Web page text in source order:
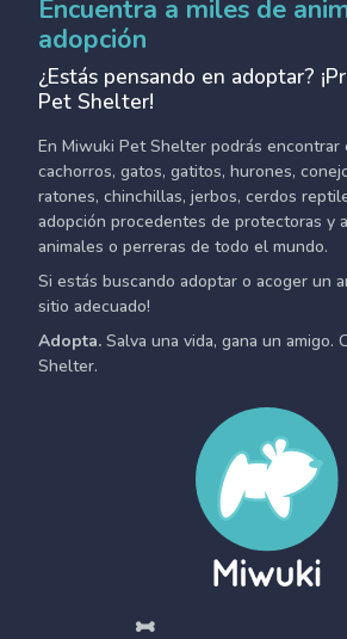
Encuentra a miles de
adopción
¿Estás pensando en adoptar?
Pet Shelter!
En Miwuki Pet Shelter podrás encontrar
cachorros, gatos, gatitos, hurones,
ratones, chinchillas, jerbos, cerdos
adopción procedentes de protectoras y
animales o perreras de todo el mundo.
Si estás buscando adoptar o acoger un
sitio adecuado!
Adopta. Salva una vida, gana un amigo.
Shelter.